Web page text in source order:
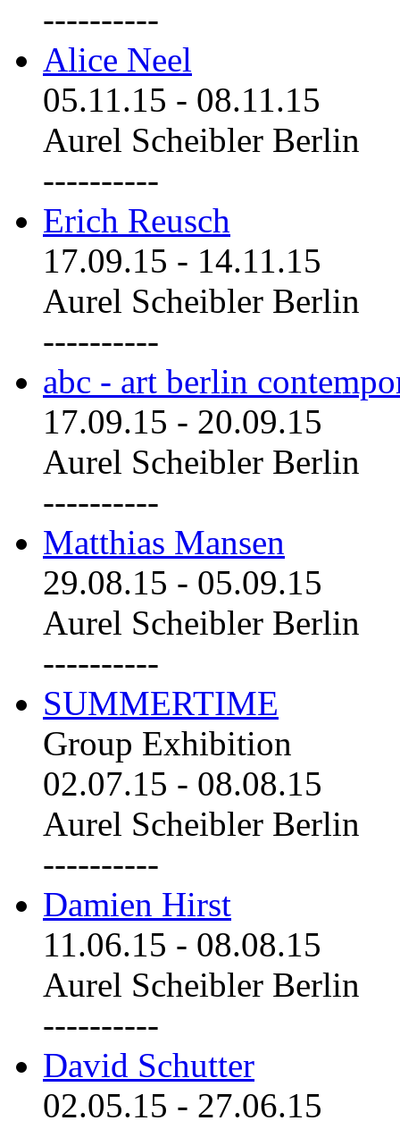
----------
Alice Neel
05.11.15 - 08.11.15
Aurel Scheibler Berlin
----------
Erich Reusch
17.09.15 - 14.11.15
Aurel Scheibler Berlin
----------
abc - art berlin
17.09.15 - 20.09.15
Aurel Scheibler Berlin
----------
Matthias Mansen
29.08.15 - 05.09.15
Aurel Scheibler Berlin
----------
SUMMERTIME
Group Exhibition
02.07.15 - 08.08.15
Aurel Scheibler Berlin
----------
Damien Hirst
11.06.15 - 08.08.15
Aurel Scheibler Berlin
----------
David Schutter
02.05.15 - 27.06.15